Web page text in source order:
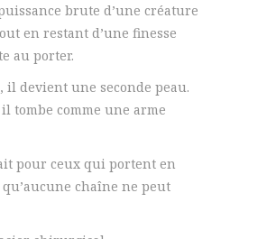
brute d’une créature
en restant d’une finesse
au porter.
il devient une seconde peau.
tombe comme une arme
pour ceux qui portent en
chaîne ne peut